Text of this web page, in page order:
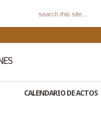
CALENDARIO DE ACTOS